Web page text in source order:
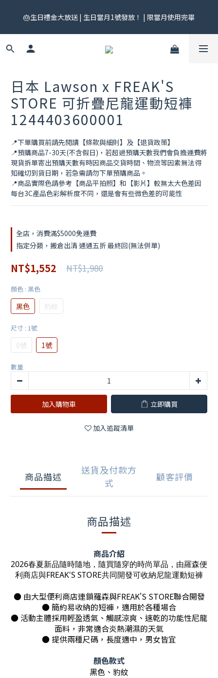
領券中心領，碼碼不同快去領！
🎂生日禮金大放送 | 生日當月1號發放！ | 限當月使用完畢
🎟️ 免運券來了！每月 25 號準時開搶｜$299／$999 各一張｜官網
日本 Lawson x FREAK'S
STORE 可折疊尼龍運動短褲
1244403600001
📍下單購買前請先閱讀【條款與細則】及【退貨政策】
📍預購商品7-30天(不含假日)，若超過預購天數我們會負擔運費將
現貨拆單寄出預購天數有時因商品交貨時間、物流等因素無法得
知確切到貨日期，若急需請勿下單預購商品。
📍商品實際色請參考【商品平拍照】和【影片】較無太大色差因
每台3C產品色彩解析度不同，還是會有些微色差的可能性
全店，消費滿$5000免運費
指定分類，搬倉出清 通通五折 最終回(無法併單)
NT$1,552 NT$1,980
顏色 : 黑色
黑色 豹紋
尺寸 : 1號
0號 1號
數量
加入購物車 立即購買
加入追蹤清單
商品描述
送貨及付款方
式
顧客評價
商品描述
商品介紹
2026春夏新品隨時隨地，隨買隨穿的時尚單品，由羅森便
利商店與FREAK'S STORE共同開發可收納尼龍運動短褲
● 由大型便利商店連鎖羅森與FREAK'S STORE聯合開發
● 簡約易收納的短褲，適用於各種場合
● 活動主體採用輕盈透氣、觸感涼爽、速乾的功能性尼龍
面料，非常適合炎熱潮濕的天氣
● 提供兩種尺碼，長度適中，男女皆宜
顏色款式
黑色、 豹紋